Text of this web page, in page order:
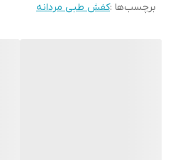
استفاده روزمره بسیار مناسب است .
برچسب‌ها :کفش طبی مردانه